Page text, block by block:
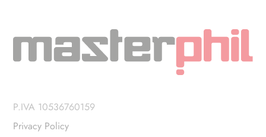
P.IVA 10536760159
Privacy Policy